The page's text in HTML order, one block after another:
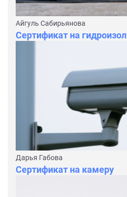
Айгуль Сабирьянова
Сертификат на гидроизол
Дарья Габова
Сертификат на камеру